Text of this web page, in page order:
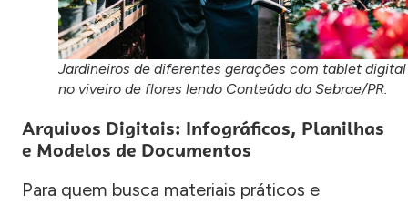
Jardineiros de diferentes gerações com tablet digital
no viveiro de flores lendo Conteúdo do Sebrae/PR.
Arquivos Digitais: Infográficos, Planilhas
e Modelos de Documentos
Para quem busca materiais práticos e